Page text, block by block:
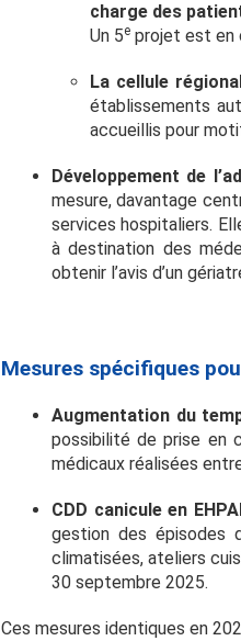
charge des
Un 5e projet est en
La cellule
établissements
accueillis pour
Développement de
mesure, davantage
services hospitaliers.
à destination des
obtenir l’avis d’un
Mesures spécifiques
Augmentation du
possibilité de prise en
médicaux réalisées
CDD canicule en
gestion des épisodes
climatisées, ateliers
30 septembre 2025.
Ces mesures identiques en